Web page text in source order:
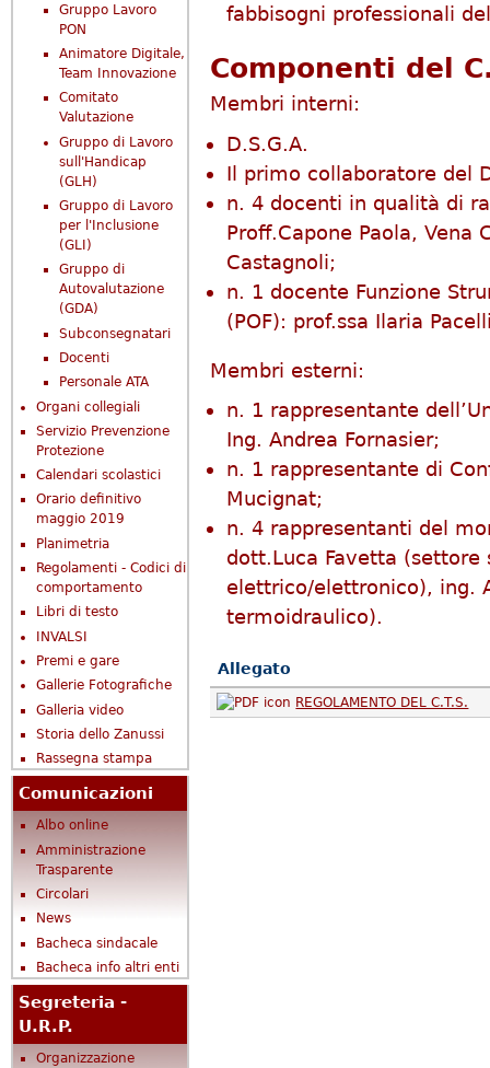
fabbisogni professionali
Componenti del
Membri interni:
D.S.G.A.
Il primo collaboratore del
n. 4 docenti in qualità di
Proff.Capone Paola, Vena
Castagnoli;
n. 1 docente Funzione
(POF): prof.ssa Ilaria
Membri esterni:
n. 1 rappresentante
Ing. Andrea Fornasier;
n. 1 rappresentante di
Mucignat;
n. 4 rappresentanti del
dott.Luca Favetta (settore
elettrico/elettronico), ing.
termoidraulico).
Allegato
REGOLAMENTO DEL C.T.S.
Gruppo Lavoro
PON
Animatore Digitale,
Team Innovazione
Comitato
Valutazione
Gruppo di Lavoro
sull'Handicap
(GLH)
Gruppo di Lavoro
per l'Inclusione
(GLI)
Gruppo di
Autovalutazione
(GDA)
Subconsegnatari
Docenti
Personale ATA
Organi collegiali
Servizio Prevenzione
Protezione
Calendari scolastici
Orario definitivo
maggio 2019
Planimetria
Regolamenti - Codici di
comportamento
Libri di testo
INVALSI
Premi e gare
Gallerie Fotografiche
Galleria video
Storia dello Zanussi
Rassegna stampa
Comunicazioni
Albo online
Amministrazione
Trasparente
Circolari
News
Bacheca sindacale
Bacheca info altri enti
Segreteria -
U.R.P.
Organizzazione